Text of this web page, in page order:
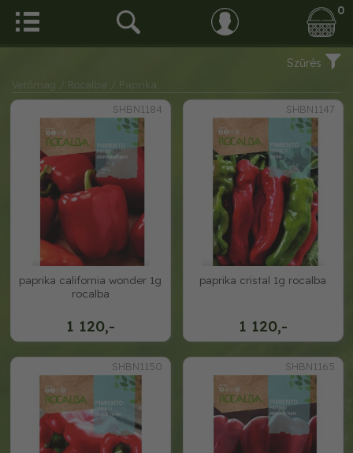
0
Szűrés
Vetőmag / Rocalba
/ Paprika
SHBN1184
1 120,-
paprika california wonder 1g
rocalba
SHBN1147
1 120,-
paprika cristal 1g rocalba
SHBN1150 SHBN1165